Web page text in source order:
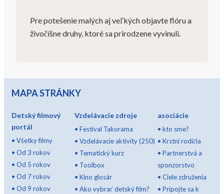
Pre potešenie malých aj veľkých objavte flóru a
živočíšne druhy, ktoré sa prirodzene vyvinuli.
MAPA STRÁNKY
Detský filmový
portál
• Všetky filmy
• Od 3 rokov
• Od 5 rokov
• Od 7 rokov
• Od 9 rokov
Vzdelávacie zdroje
• Festival Takorama
• Vzdelávacie aktivity (250)
• Tematický kurz
• Toolbox
• Kino glosár
• Ako vybrať detský film?
asociácie
•kto sme?
•Krstní rodičia
•Partnerstvá a
sponzorstvo
•Ciele združenia
•Pripojte sa k